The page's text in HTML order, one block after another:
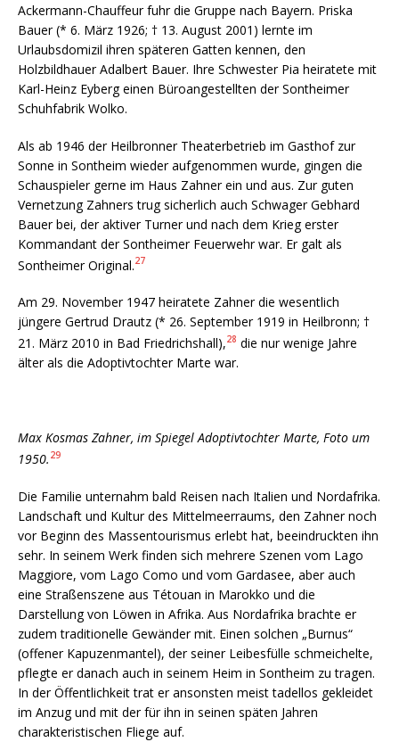
Ackermann-Chauffeur fuhr die Gruppe nach Bayern. Priska
Bauer (* 6. März 1926; † 13. August 2001) lernte im
Urlaubsdomizil ihren späteren Gatten kennen, den
Holzbildhauer Adalbert Bauer. Ihre Schwester Pia heiratete mit
Karl-Heinz Eyberg einen Büroangestellten der Sontheimer
Schuhfabrik Wolko.
Als ab 1946 der Heilbronner Theaterbetrieb im Gasthof zur
Sonne in Sontheim wieder aufgenommen wurde, gingen die
Schauspieler gerne im Haus Zahner ein und aus. Zur guten
Vernetzung Zahners trug sicherlich auch Schwager Gebhard
Bauer bei, der aktiver Turner und nach dem Krieg erster
Kommandant der Sontheimer Feuerwehr war. Er galt als
Sontheimer Original.27
Am 29. November 1947 heiratete Zahner die wesentlich
jüngere Gertrud Drautz (* 26. September 1919 in Heilbronn; †
21. März 2010 in Bad Friedrichshall),28 die nur wenige Jahre
älter als die Adoptivtochter Marte war.
Max Kosmas Zahner, im Spiegel Adoptivtochter Marte, Foto um
1950. 29
Die Familie unternahm bald Reisen nach Italien und Nordafrika.
Landschaft und Kultur des Mittelmeerraums, den Zahner noch
vor Beginn des Massentourismus erlebt hat, beeindruckten ihn
sehr. In seinem Werk finden sich mehrere Szenen vom Lago
Maggiore, vom Lago Como und vom Gardasee, aber auch
eine Straßenszene aus Tétouan in Marokko und die
Darstellung von Löwen in Afrika. Aus Nordafrika brachte er
zudem traditionelle Gewänder mit. Einen solchen „Burnus“
(offener Kapuzenmantel), der seiner Leibesfülle schmeichelte,
pflegte er danach auch in seinem Heim in Sontheim zu tragen.
In der Öffentlichkeit trat er ansonsten meist tadellos gekleidet
im Anzug und mit der für ihn in seinen späten Jahren
charakteristischen Fliege auf.